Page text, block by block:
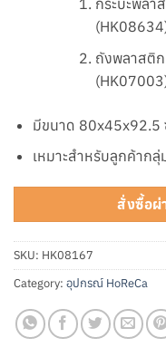
กระบะพล
ถังพลาสติ
มีขนาด 80x45x92.5
เหมาะสำหรับลูกค้ากลุ่
สั่งซื้อผ่
SKU: HK08167
Category: อุปกรณ์ HoReCa